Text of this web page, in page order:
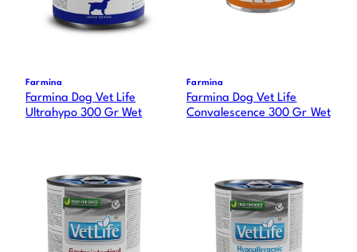
Farmina
Farmina Dog Vet Life
Ultrahypo 300 Gr Wet
Farmina
Farmina Dog Vet Life
Convalescence 300 Gr Wet